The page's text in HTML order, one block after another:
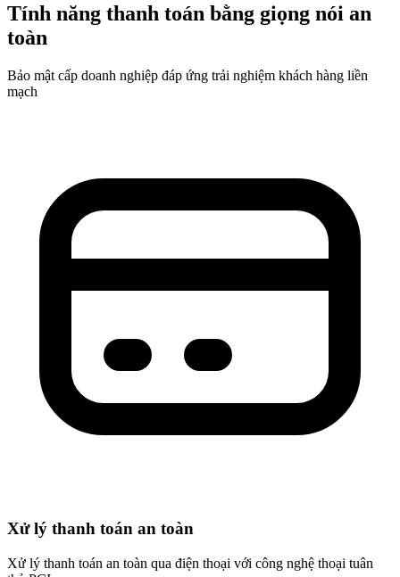
Tính năng thanh toán bằng giọng nói an
toàn
Bảo mật cấp doanh nghiệp đáp ứng trải nghiệm khách hàng liền
mạch
Xử lý thanh toán an toàn
Xử lý thanh toán an toàn qua điện thoại với công nghệ thoại tuân